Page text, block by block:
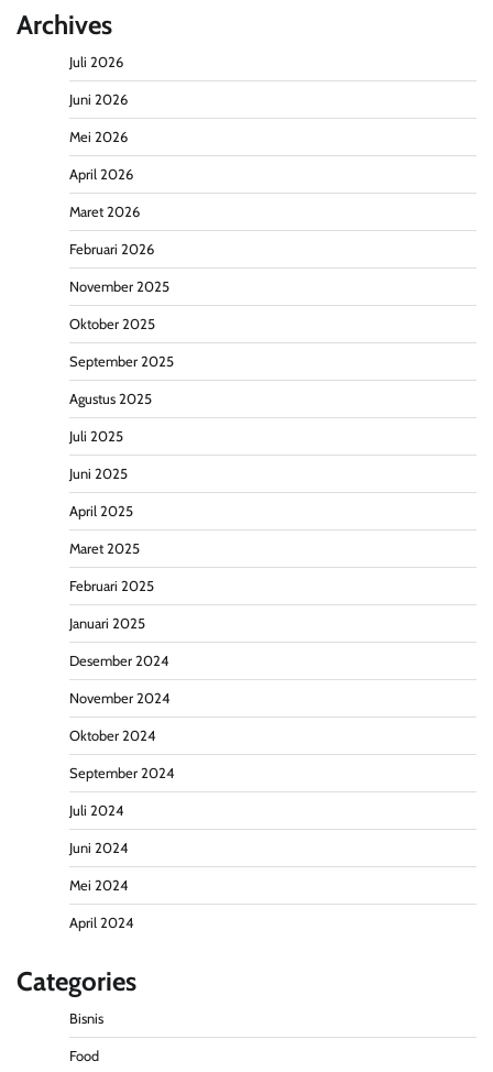
Archives
Juli 2026
Juni 2026
Mei 2026
April 2026
Maret 2026
Februari 2026
November 2025
Oktober 2025
September 2025
Agustus 2025
Juli 2025
Juni 2025
April 2025
Maret 2025
Februari 2025
Januari 2025
Desember 2024
November 2024
Oktober 2024
September 2024
Juli 2024
Juni 2024
Mei 2024
April 2024
Categories
Bisnis
Food